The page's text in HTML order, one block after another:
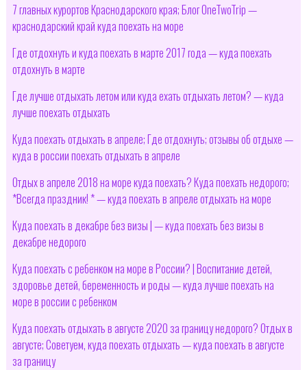
7 главных курортов Краснодарского края; Блог OneTwoTrip —
краснодарский край куда поехать на море
Где отдохнуть и куда поехать в марте 2017 года — куда поехать
отдохнуть в марте
Где лучше отдыхать летом или куда ехать отдыхать летом? — куда
лучше поехать отдыхать
Куда поехать отдыхать в апреле; Где отдохнуть; отзывы об отдыхе —
куда в россии поехать отдыхать в апреле
Отдых в апреле 2018 на море куда поехать? Куда поехать недорого;
*Всегда праздник! * — куда поехать в апреле отдыхать на море
Куда поехать в декабре без визы | — куда поехать без визы в
декабре недорого
Куда поехать с ребенком на море в России? | Воспитание детей,
здоровье детей, беременность и роды — куда лучше поехать на
море в россии с ребенком
Куда поехать отдыхать в августе 2020 за границу недорого? Отдых в
августе; Советуем, куда поехать отдыхать — куда поехать в августе
за границу